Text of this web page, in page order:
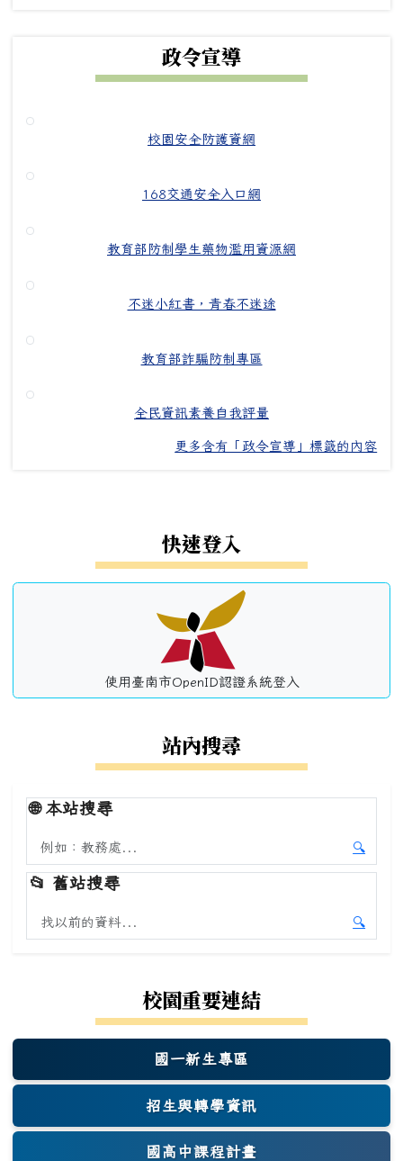
政令宣導
校園安全防護資網
168交通安全入口網
教育部防制學生藥物濫用資源網
不迷小紅書，青春不迷途
教育部詐騙防制專區
全民資訊素養自我評量
更多含有「政令宣導」標籤的內容
快速登入
使用臺南市OpenID認證系統登入
站內搜尋
🌐本站搜尋
搜尋本站內容
🔍
開始本
📂 舊站搜尋
搜尋舊站內容
🔍
開始舊
校園重要連結
國一新生專區
(另開新視窗)
招生與轉學資訊
國高中課程計畫